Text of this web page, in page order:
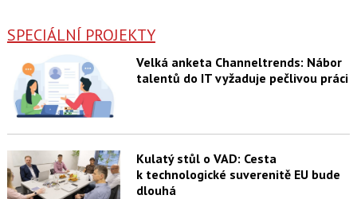
SPECIÁLNÍ PROJEKTY
Velká anketa Channeltrends: Nábor
talentů do IT vyžaduje pečlivou práci
Kulatý stůl o VAD: Cesta
k technologické suverenitě EU bude
dlouhá